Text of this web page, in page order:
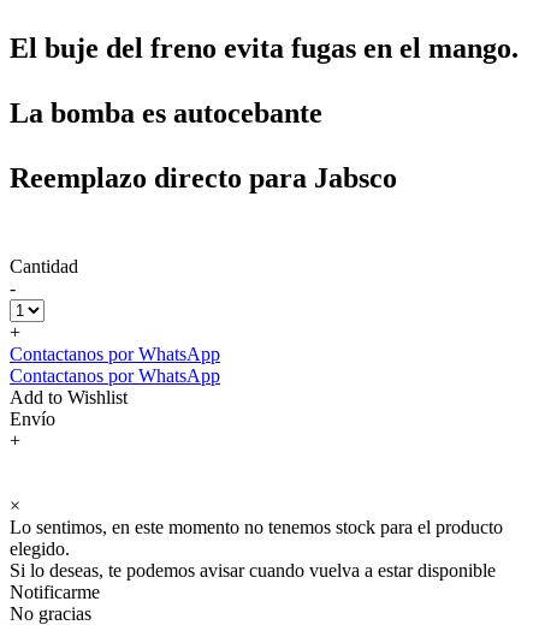
El buje del freno evita fugas en el mango.
La bomba es autocebante
Reemplazo directo para Jabsco
Cantidad
-
+
Contactanos por WhatsApp
Contactanos por WhatsApp
Add to Wishlist
Envío
+
×
Lo sentimos, en este momento no tenemos stock para el producto
elegido.
Si lo deseas, te podemos avisar cuando vuelva a estar disponible
Notificarme
No gracias